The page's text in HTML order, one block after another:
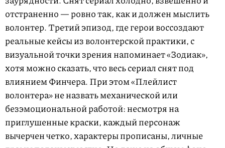
отстраненно — ровно так, как и должен мыслить
волонтер. Третий эпизод, где герои воссоздают
реальные кейсы из волонтерской практики, с
визуальной точки зрения напоминает «Зодиак»,
хотя можно сказать, что весь сериал снят под
влиянием Финчера. При этом «Плейлист
волонтера» не назвать механической или
безэмоциональной работой: несмотря на
приглушенные краски, каждый персонаж
вычерчен четко, характеры прописаны, личные